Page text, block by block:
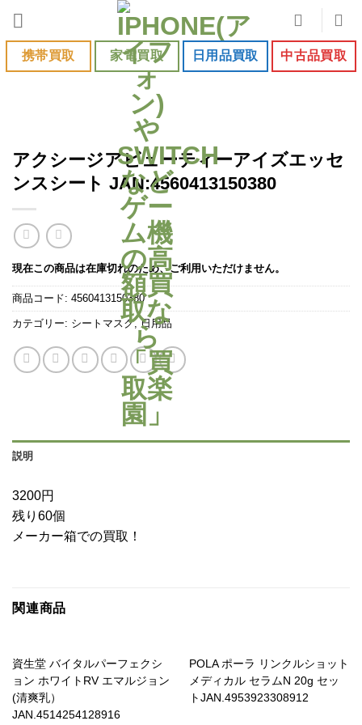
content携帯買取 家電買取 日用品買取 中古品買取
アクシージアビューティーアイズエッセ
ンスシート JAN:4560413150380
現在この商品は在庫切れのため、ご利用いただけません。
商品コード: 4560413150380
カテゴリー: シートマスク,日用品
説明
3200円
残り60個
メーカー箱での買取！
関連商品
資生堂 バイタルパーフェクシ
ョン ホワイトRV エマルジョン
(清爽乳）
JAN.4514254128916
POLA ポーラ リンクルショット
メディカル セラムN 20g セッ
トJAN.4953923308912